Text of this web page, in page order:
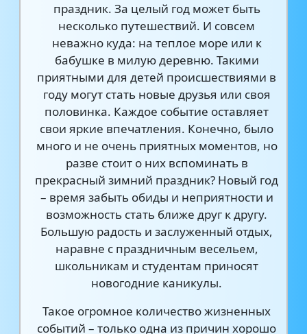
праздник. За целый год может быть
несколько путешествий. И совсем
неважно куда: на теплое море или к
бабушке в милую деревню. Такими
приятными для детей происшествиями в
году могут стать новые друзья или своя
половинка. Каждое событие оставляет
свои яркие впечатления. Конечно, было
много и не очень приятных моментов, но
разве стоит о них вспоминать в
прекрасный зимний праздник? Новый год
– время забыть обиды и неприятности и
возможность стать ближе друг к другу.
Большую радость и заслуженный отдых,
наравне с праздничным весельем,
школьникам и студентам приносят
новогодние каникулы.
Такое огромное количество жизненных
событий – только одна из причин хорошо